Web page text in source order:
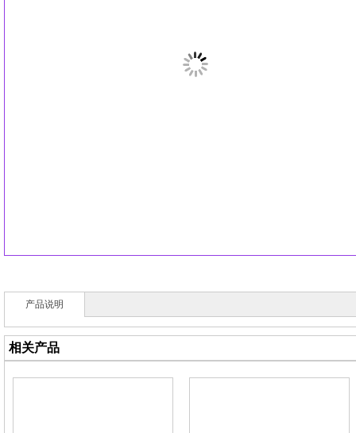
产品说明
相关产品